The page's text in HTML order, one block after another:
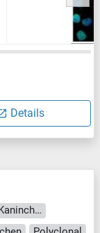
Details
Reaktivität: Human, Maus, Ratte, Kaninchen